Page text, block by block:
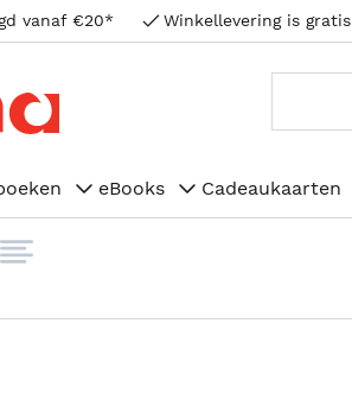
vanaf €20* Winkellevering is gratis
eBooks Cadeaukaarten